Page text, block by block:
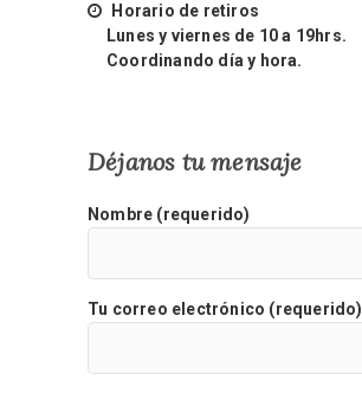
Horario de retiros
Lunes y viernes de 10 a 19hrs.
Coordinando día y hora.
Déjanos tu mensaje
Nombre (requerido)
Tu correo electrónico (requerido)